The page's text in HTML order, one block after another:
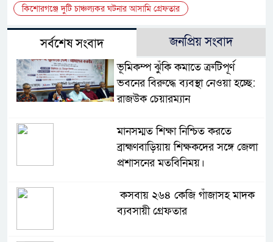
কিশোরগঞ্জে দুটি চাঞ্চল্যকর ঘটনার আসামি গ্রেফতার
সর্বশেষ সংবাদ জনপ্রিয় সংবাদ
ভূমিকম্প ঝুঁকি কমাতে ত্রুটিপূর্ণ
ভবনের বিরুদ্ধে ব্যবস্থা নেওয়া হচ্ছে:
রাজউক চেয়ারম্যান
মানসম্মত শিক্ষা নিশ্চিত করতে
ব্রাহ্মণবাড়িয়ায় শিক্ষকদের সঙ্গে জেলা
প্রশাসনের মতবিনিময়।
কসবায় ২৬৪ কেজি গাঁজাসহ মাদক
ব্যবসায়ী গ্রেফতার